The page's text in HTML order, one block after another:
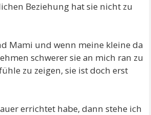
Beziehung hat sie nicht zu
Mami und wenn meine kleine da
schwerer sie an mich ran zu
zu zeigen, sie ist doch erst
errichtet habe, dann stehe ich